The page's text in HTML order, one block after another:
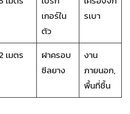
เกอร์ใน
ตัว
รเบา
เมตร
ฝาครอบ
ซีลยาง
งาน
ภายนอก,
พื้นที่ชื้น